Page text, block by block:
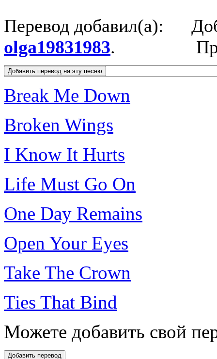
Перевод добавил(а):
olga19831983.
Break Me Down
Broken Wings
I Know It Hurts
Life Must Go On
One Day Remains
Open Your Eyes
Take The Crown
Ties That Bind
Можете добавить свой